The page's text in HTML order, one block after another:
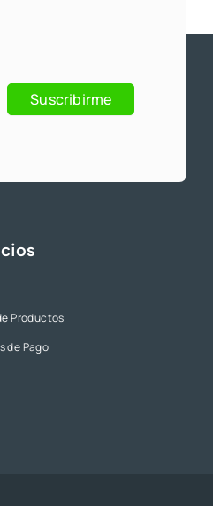
Suscribirme
Productos
de Pago